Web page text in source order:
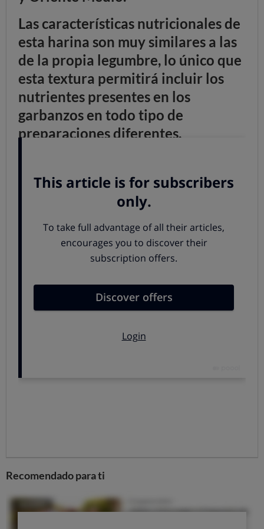
Las características nutricionales de
esta harina son muy similares a las
de la propia legumbre, lo único que
esta textura permitirá incluir los
nutrientes presentes en los
garbanzos en todo tipo de
preparaciones diferentes.
recopilar algunas recetas de platos
elaborados con harina de
Una preparación a base de
garbanzos cada vez más difundida
es el hummus. Se trata de un plato
No existe una única receta de
Recomendado para ti